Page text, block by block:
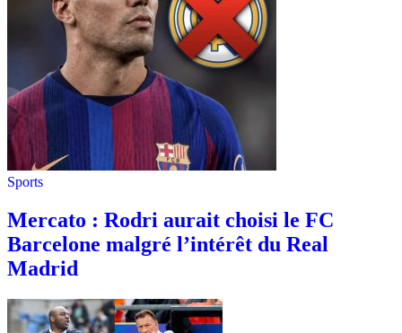
Sports
Mercato : Rodri aurait choisi le FC
Barcelone malgré l’intérêt du Real
Madrid